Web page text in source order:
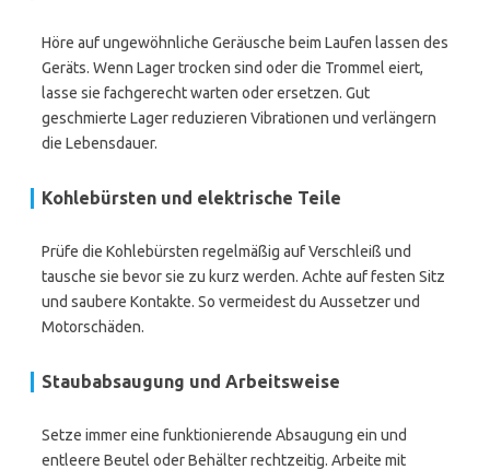
Höre auf ungewöhnliche Geräusche beim Laufen lassen des
Geräts. Wenn Lager trocken sind oder die Trommel eiert,
lasse sie fachgerecht warten oder ersetzen. Gut
geschmierte Lager reduzieren Vibrationen und verlängern
die Lebensdauer.
Kohlebürsten und elektrische Teile
Prüfe die Kohlebürsten regelmäßig auf Verschleiß und
tausche sie bevor sie zu kurz werden. Achte auf festen Sitz
und saubere Kontakte. So vermeidest du Aussetzer und
Motorschäden.
Staubabsaugung und Arbeitsweise
Setze immer eine funktionierende Absaugung ein und
entleere Beutel oder Behälter rechtzeitig. Arbeite mit